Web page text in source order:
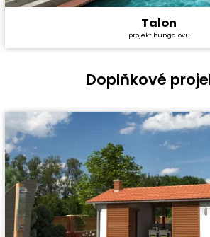
Dispozice:
Talon
projekt bungalovu
Doplňkové